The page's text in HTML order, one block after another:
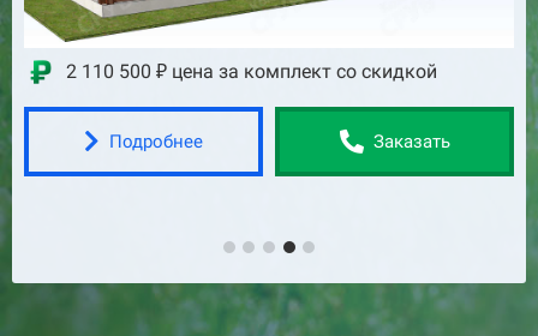
2 752 800 ₽ цена за комплект со скидкой
Подробнее Заказать